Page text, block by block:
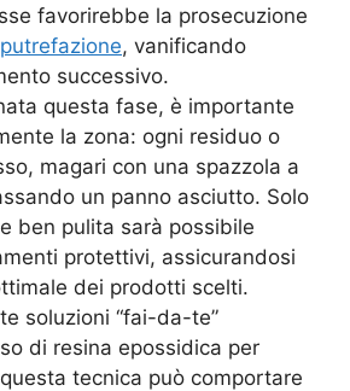
favorirebbe la prosecuzione
putrefazione, vanificando
successivo.
questa fase, è importante
la zona: ogni residuo o
magari con una spazzola a
un panno asciutto. Solo
ben pulita sarà possibile
protettivi, assicurandosi
dei prodotti scelti.
soluzioni “fai-da-te”
di resina epossidica per
tecnica può comportare